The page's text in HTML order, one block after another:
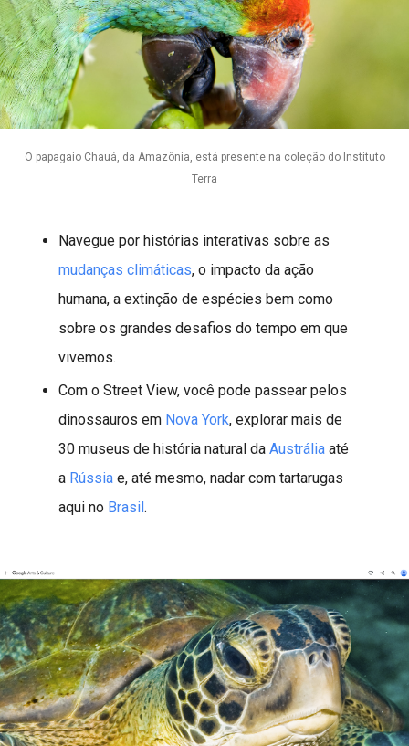
O papagaio Chauá, da Amazônia, está presente na coleção do Instituto
Terra
Navegue por histórias interativas sobre as
mudanças climáticas, o impacto da ação
humana, a extinção de espécies bem como
sobre os grandes desafios do tempo em que
vivemos.
Com o Street View, você pode passear pelos
dinossauros em Nova York, explorar mais de
30 museus de história natural da Austrália até
a Rússia e, até mesmo, nadar com tartarugas
aqui no Brasil .